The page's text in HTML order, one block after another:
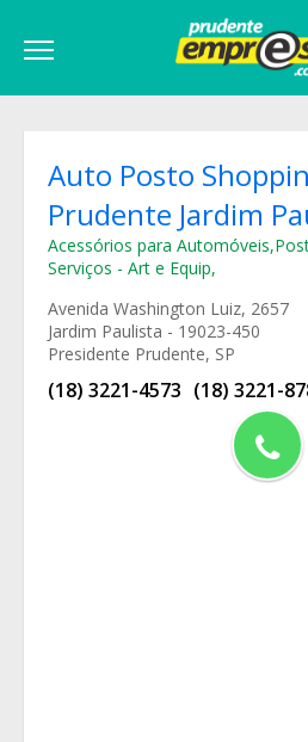
Auto Posto
Prudente Jardim
Acessórios para Automóveis,
Serviços - Art e Equip,
Avenida Washington Luiz, 2657
Jardim Paulista - 19023-450
Presidente Prudente, SP
(18) 3221-4573 (18) 3221-